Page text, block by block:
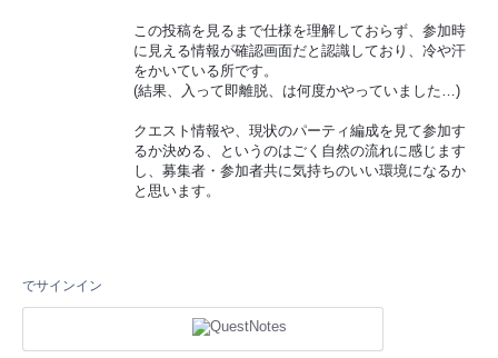
この投稿を見るまで仕様を理解しておらず、参加時
に見える情報が確認画面だと認識しており、冷や汗
をかいている所です。
(結果、入って即離脱、は何度かやっていました…)
クエスト情報や、現状のパーティ編成を見て参加す
るか決める、というのはごく自然の流れに感じます
し、募集者・参加者共に気持ちのいい環境になるか
と思います。
でサインイン